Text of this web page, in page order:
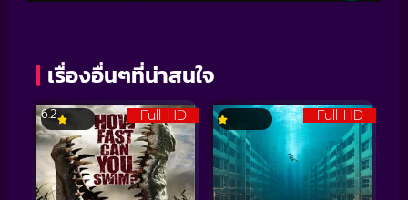
เรื่องอื่นๆที่น่าสนใจ
Full HD
6.2 Full HD